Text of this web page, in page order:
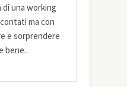
una working
ma con
e sorprendere
bene.